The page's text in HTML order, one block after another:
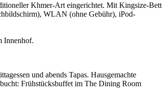
Khmer-Art eingerichtet. Mit Kingsize-Bett
WLAN (ohne Gebühr), iPod-
Innenhof.
und abends Tapas. Hausgemachte
Frühstücksbuffet im The Dining Room